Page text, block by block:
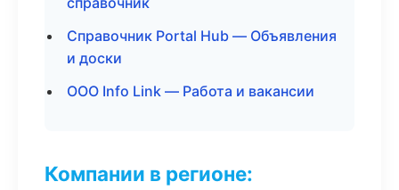
Справочник Portal Hub — Объявления
и доски
ООО Info Link — Работа и вакансии
Компании в регионе: